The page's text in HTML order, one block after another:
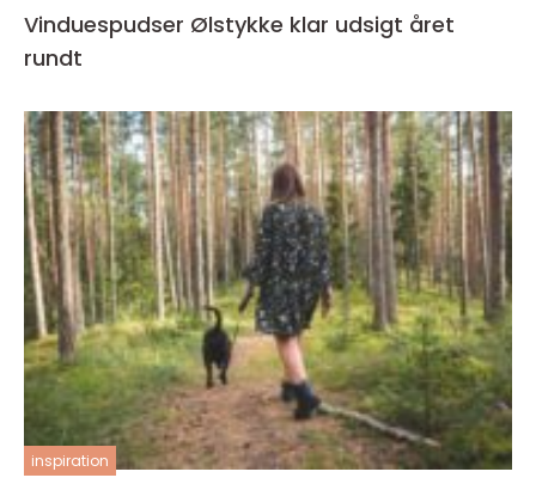
Vinduespudser Ølstykke klar udsigt året
rundt
inspiration